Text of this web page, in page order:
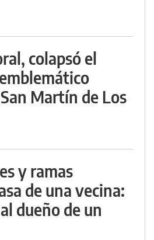
colapsó el
Martín de Los
y ramas
de una vecina:
dueño de un